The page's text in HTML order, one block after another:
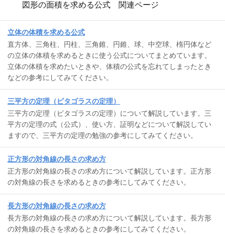
図形の面積を求める公式 関連ページ
立体の体積を求める公式
直方体、三角柱、円柱、三角錐、円錐、球、中空球、楕円体など
の立体の体積を求めるときに使う公式についてまとめています。
立体の体積を求めたいときや、体積の公式を忘れてしまったとき
などの参考にしてみてください。
三平方の定理（ピタゴラスの定理）
三平方の定理（ピタゴラスの定理）について解説しています。三
平方の定理の式（公式）、使い方、証明などについて解説してい
ますので、三平方の定理の勉強の参考にしてみてください。
正方形の対角線の長さの求め方
正方形の対角線の長さの求め方について解説しています。正方形
の対角線の長さを求めるときの参考にしてみてください。
長方形の対角線の長さの求め方
長方形の対角線の長さの求め方について解説しています。長方形
の対角線の長さを求めるときの参考にしてみてください。